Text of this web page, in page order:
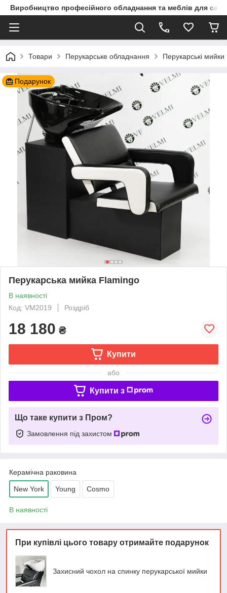
Виробництво професійного обладнання та меблів для
Товари Перукарське обладнання Перукарські мийки
Подарунок
Перукарська мийка Flamingo
В наявності
Код: VM2019
Роздріб
18 180 ₴
Купити
або
Купити з
Що таке купити з Пром?
Замовлення під захистом
Керамічна раковина
New York Young Cosmo
В наявності
При купівлі цього товару отримайте подарунок
Захисний чохол на спинку перукарської мийки